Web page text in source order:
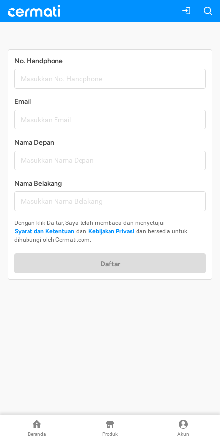
Beranda Produk Akun
No. Handphone
Email
Nama Depan
Nama Belakang
Dengan klik Daftar, Saya telah membaca dan menyetujui
Syarat dan Ketentuan dan Kebijakan Privasi dan bersedia untuk
dihubungi oleh Cermati.com.
Daftar